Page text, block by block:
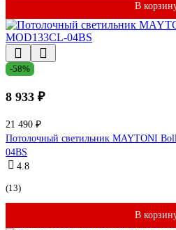
В
-58%
8 933 ₽
21 490 ₽
Потолочный светильник MAYTONI
04BS
4.8
(13)
В